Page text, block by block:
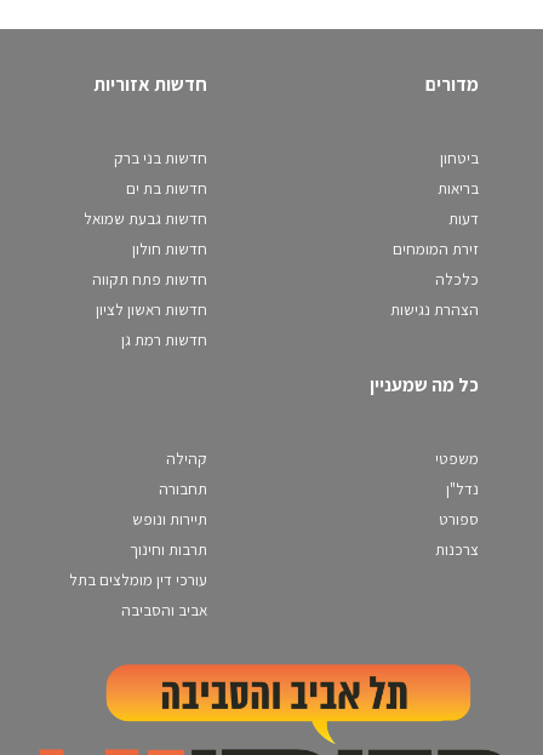
מדורים
ביטחון
בריאות
דעות
זירת המומחים
כלכלה
הצהרת נגישות
חדשות אזוריות
חדשות בני ברק
חדשות בת ים
חדשות גבעת שמואל
חדשות חולון
חדשות פתח תקווה
חדשות ראשון לציון
חדשות רמת גן
כל מה שמעניין
משפטי
נדל"ן
ספורט
צרכנות
קהילה
תחבורה
תיירות ונופש
תרבות וחינוך
עורכי דין מומלצים בתל
אביב והסביבה